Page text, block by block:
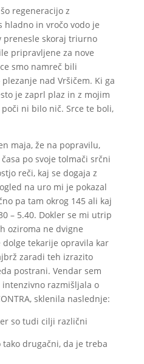
regeneracijo z
in vročo vodo je
prenesle skoraj triurno
pripravljene za nove
smo namreč bili
nad Vršičem. Ki ga
je zaprl plaz in z mojim
ni bilo nič. Srce te boli,
maja, že na popravilu,
po svoje tolmači srčni
reči, kaj se dogaja z
na uro mi je pokazal
pa tam okrog 145 ali kaj
– 5.40. Dokler se mi utrip
oziroma ne dvigne
tekarije opravila kar
zaradi teh izrazito
postrani. Vendar sem
razmišljala o
sklenila naslednje:
so tudi cilji različni
drugačni, da je treba